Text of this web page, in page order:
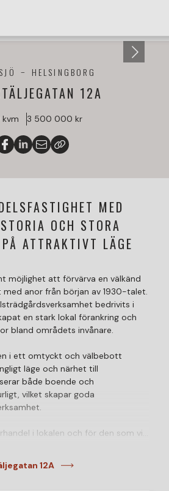
12A
HELSINGBORG
3 500 000 kr
MED
OCH STORA
ATTRAKTIVT LÄGE
möjlighet att förvärva en välkänd
med anor från början av 1930-talet.
bedrivits i
en stark lokal förankring och
bland områdets invånare.
i ett omtyckt och välbebott
läge och närhet till
både boende och
vilket skapar goda
i lokalen och för den som vill
bland annat kassadisk och
12A